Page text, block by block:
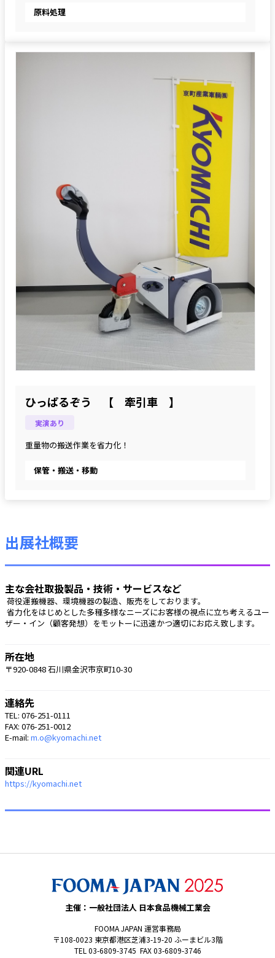
原料処理
ひっぱるぞう 【 牽引車 】
実演あり
重量物の搬送作業を省力化！
保管・搬送・移動
出展社概要
主な会社取扱製品・技術・サービスなど
荷役運搬機器、環境機器の製造、販売をしております。
ザー・イン（顧客発想）をモットーに迅速かつ適切にお応え致します。
所在地
〒920-0848 石川県金沢市京町10-30
連絡先
TEL: 076-251-0111
FAX: 076-251-0012
E-mail: m.o@kyomachi.net
関連URL
https://kyomachi.net
主催：一般社団法人 日本食品機械工業会
FOOMA JAPAN 運営事務局
〒108-0023 東京都港区芝浦3-19-20 ふーまビル3階
TEL 03-6809-3745 FAX 03-6809-3746